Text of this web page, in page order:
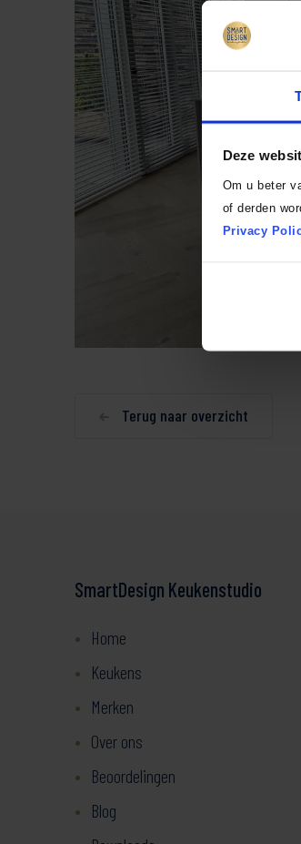
Deze
Om u beter
of derden
Privacy
Terug naar overzicht
SmartDesign Keukenstudio
Home
Keukens
Merken
Over ons
Beoordelingen
Blog